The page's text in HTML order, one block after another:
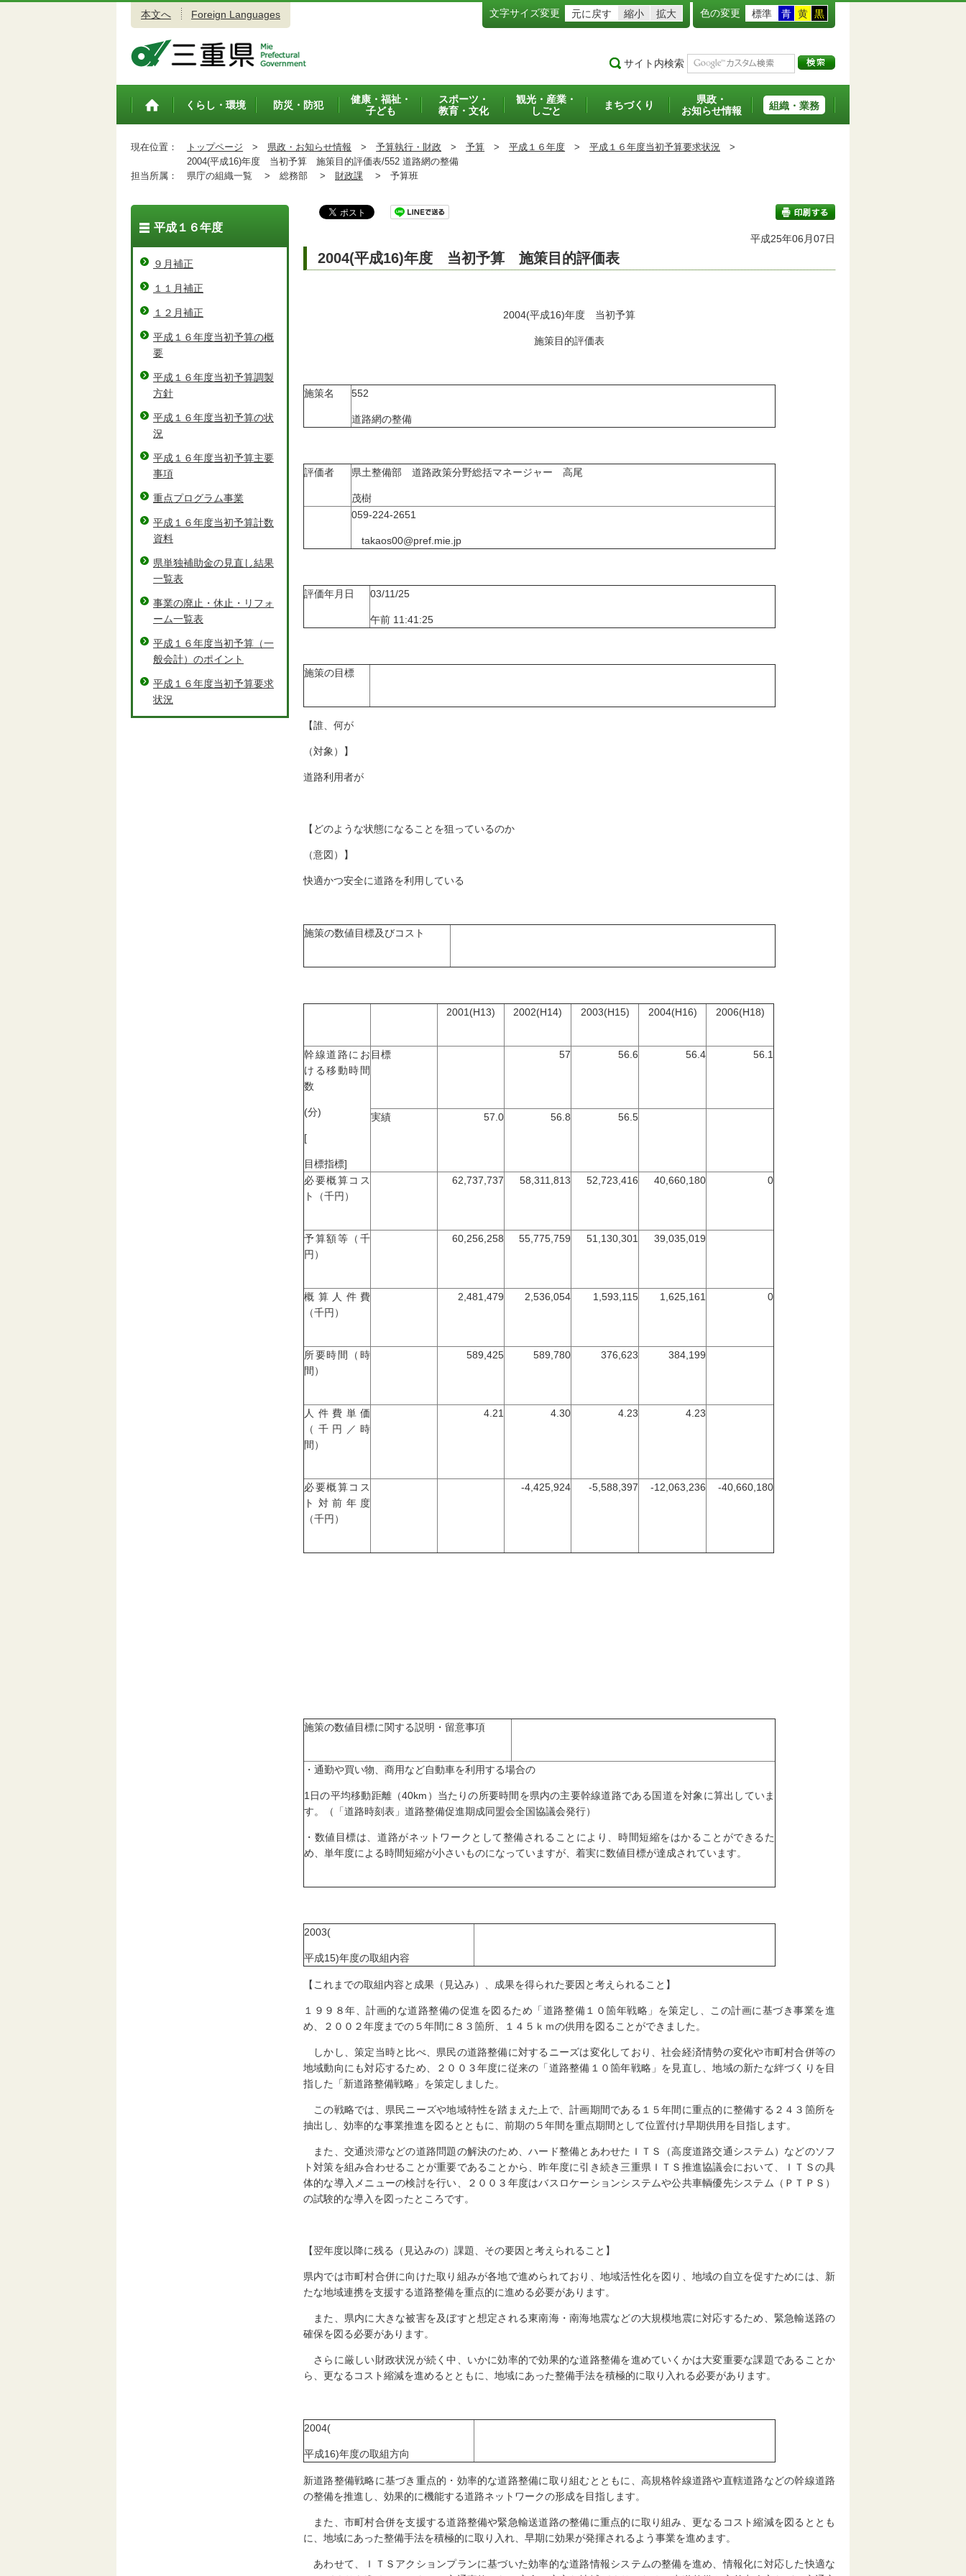
本文へ Foreign Languages 文字サイズ変更 元に戻す 縮小 拡大 色の変更 標準 青 黄 黒
サイト内検索
トップペ
くらし・環境 防災・防犯
健康・福祉・
子ども
スポーツ・
教育・文化
観光・産業・
しごと
まちづくり
県政・
お知らせ情報
組織・業務
現在位置： トップページ > 県政・お知らせ情報 > 予算執行・財政 > 予算 > 平成１６年度 > 平成１６年度当初予算要求状況 >
2004(平成16)年度 当初予算 施策目的評価表/552 道路網の整備
担当所属：
県庁の組織一覧 > 総務部 > 財政課 > 予算班
印刷する
平成25年06月07日
2004(平成16)年度 当初予算 施策目的評価表
2004(平成16)年度 当初予算
施策目的評価表
施策名 552
道路網の整備
評価者 県土整備部 道路政策分野総括マネージャー 高尾
茂樹
059-224-2651
takaos00@pref.mie.jp
評価年月日 03/11/25
午前 11:41:25
施策の目標
【誰、何が
（対象）】
道路利用者が
【どのような状態になることを狙っているのか
（意図）】
快適かつ安全に道路を利用している
施策の数値目標及びコスト
2001(H13) 2002(H14) 2003(H15) 2004(H16) 2006(H18)
幹線道路にお
ける移動時間
数
(分)
[
目標指標]
目標 57 56.6 56.4 56.1
実績 57.0 56.8 56.5
必要概算コス
ト（千円）
62,737,737 58,311,813 52,723,416 40,660,180 0
予算額等（千
円）
60,256,258 55,775,759 51,130,301 39,035,019
概算人件費
（千円）
2,481,479 2,536,054 1,593,115 1,625,161 0
所要時間（時
間）
589,425 589,780 376,623 384,199
人件費単価
（千円／時
間）
4.21 4.30 4.23 4.23
必要概算コス
ト対前年度
（千円）
-4,425,924 -5,588,397 -12,063,236 -40,660,180
施策の数値目標に関する説明・留意事項
・通勤や買い物、商用など自動車を利用する場合の
1日の平均移動距離（40km）当たりの所要時間を県内の主要幹線道路である国道を対象に算出していま
す。（「道路時刻表」道路整備促進期成同盟会全国協議会発行）
・数値目標は、道路がネットワークとして整備されることにより、時間短縮をはかることができるた
め、単年度による時間短縮が小さいものになっていますが、着実に数値目標が達成されています。
2003(
平成15)年度の取組内容
【これまでの取組内容と成果（見込み）、成果を得られた要因と考えられること】
１９９８年、計画的な道路整備の促進を図るため「道路整備１０箇年戦略」を策定し、この計画に基づき事業を進
め、２００２年度までの５年間に８３箇所、１４５ｋｍの供用を図ることができました。
しかし、策定当時と比べ、県民の道路整備に対するニーズは変化しており、社会経済情勢の変化や市町村合併等の
地域動向にも対応するため、２００３年度に従来の「道路整備１０箇年戦略」を見直し、地域の新たな絆づくりを目
指した「新道路整備戦略」を策定しました。
この戦略では、県民ニーズや地域特性を踏まえた上で、計画期間である１５年間に重点的に整備する２４３箇所を
抽出し、効率的な事業推進を図るとともに、前期の５年間を重点期間として位置付け早期供用を目指します。
また、交通渋滞などの道路問題の解決のため、ハード整備とあわせたＩＴＳ（高度道路交通システム）などのソフ
ト対策を組み合わせることが重要であることから、昨年度に引き続き三重県ＩＴＳ推進協議会において、ＩＴＳの具
体的な導入メニューの検討を行い、２００３年度はバスロケーションシステムや公共車輌優先システム（ＰＴＰＳ）
の試験的な導入を図ったところです。
【翌年度以降に残る（見込みの）課題、その要因と考えられること】
県内では市町村合併に向けた取り組みが各地で進められており、地域活性化を図り、地域の自立を促すためには、新
たな地域連携を支援する道路整備を重点的に進める必要があります。
また、県内に大きな被害を及ぼすと想定される東南海・南海地震などの大規模地震に対応するため、緊急輸送路の
確保を図る必要があります。
さらに厳しい財政状況が続く中、いかに効率的で効果的な道路整備を進めていくかは大変重要な課題であることか
ら、更なるコスト縮減を進めるとともに、地域にあった整備手法を積極的に取り入れる必要があります。
2004(
平成16)年度の取組方向
新道路整備戦略に基づき重点的・効率的な道路整備に取り組むとともに、高規格幹線道路や直轄道路などの幹線道路
の整備を推進し、効果的に機能する道路ネットワークの形成を目指します。
また、市町村合併を支援する道路整備や緊急輸送道路の整備に重点的に取り組み、更なるコスト縮減を図るととも
に、地域にあった整備手法を積極的に取り入れ、早期に効果が発揮されるよう事業を進めます。
あわせて、ＩＴＳアクションプランに基づいた効率的な道路情報システムの整備を進め、情報化に対応した快適な
平成１６年度
９月補正
１１月補正
１２月補正
平成１６年度当初予算の概
要
平成１６年度当初予算調製
方針
平成１６年度当初予算の状
況
平成１６年度当初予算主要
事項
重点プログラム事業
平成１６年度当初予算計数
資料
県単独補助金の見直し結果
一覧表
事業の廃止・休止・リフォ
ーム一覧表
平成１６年度当初予算（一
般会計）のポイント
平成１６年度当初予算要求
状況